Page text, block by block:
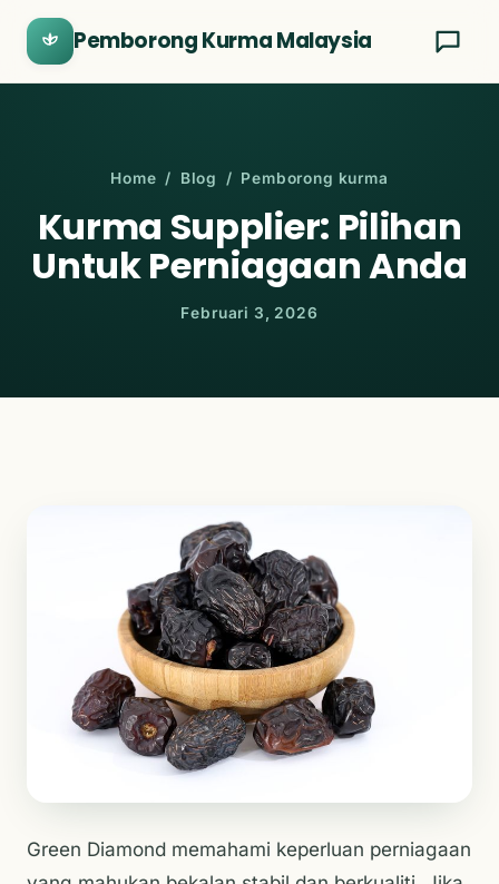
Pemborong Kurma Malaysia
Home / Blog / Pemborong kurma
Kurma Supplier: Pilihan
Untuk Perniagaan Anda
Februari 3, 2026
Green Diamond memahami keperluan perniagaan